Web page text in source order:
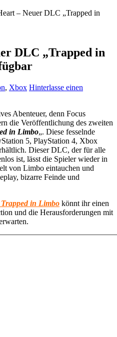
– Neuer DLC „Trapped in
DLC „Trapped in
, Xbox Hinterlasse einen
Abenteuer, denn Focus
die Veröffentlichung des zweiten
in Limbo„. Diese fesselnde
5, PlayStation 4, Xbox
Dieser DLC, der für alle
ist, lässt die Spieler wieder in
von Limbo eintauchen und
bizarre Feinde und
Trapped in Limbo könnt ihr einen
und die Herausforderungen mit